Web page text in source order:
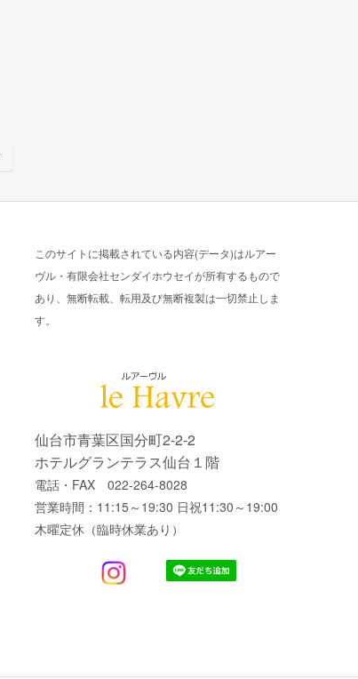
このサイトに掲載されている内容(データ)はルアー
ヴル・有限会社センダイホウセイが所有するもので
あり、無断転載、転用及び無断複製は一切禁止しま
す。
仙台市青葉区国分町2-2-2
ホテルグランテラス仙台１階
電話・FAX 022-264-8028
営業時間：11:15～19:30 日祝11:30～19:00
木曜定休（臨時休業あり）